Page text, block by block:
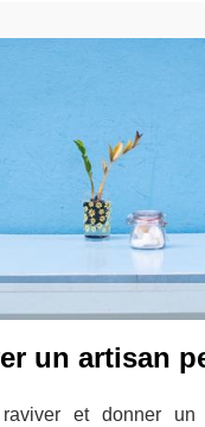
un artisan
et donner un